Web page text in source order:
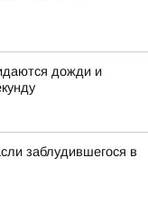
дожди и
заблудившегося в